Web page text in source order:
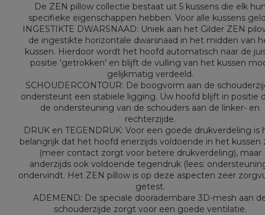
De ZEN pillow collectie bestaat uit 5 kussens die elk
specifieke eigenschappen hebben. Voor alle kussens
INGESTIKTE DWARSNAAD: Uniek aan het Gilder ZEN
de ingestikte horizontale dwarsnaad in het midden van
kussen. Hierdoor wordt het hoofd automatisch naar de
positie ‘getrokken’ en blijft de vulling van het kussen
gelijkmatig verdeeld.
SCHOUDERCONTOUR: De boogvorm aan de
ondersteunt een stabiele ligging. Uw hoofd blijft in positie
de ondersteuning van de schouders aan de linker- en
rechterzijde.
DRUK en TEGENDRUK: Voor een goede drukverdeling is
belangrijk dat het hoofd enerzijds voldoende in het kussen
(meer contact zorgt voor betere drukverdeling), maar
anderzijds ook voldoende tegendruk (lees:
ondervindt. Het ZEN pillow is op deze aspecten zeer
getest.
ADEMEND: De speciale dooradembare 3D-mesh aan
schouderzijde zorgt voor een goede ventilatie.